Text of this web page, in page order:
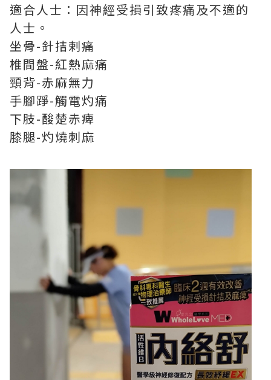
適合人士：因神經受損引致疼痛及不適的
人士。
坐骨-針拮剌痛
椎間盤-紅熱麻痛
頸背-赤麻無力
手腳踭-觸電灼痛
下肢-酸楚赤痺
膝腿-灼燒刺麻